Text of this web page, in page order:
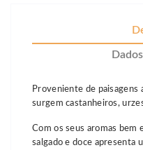
Proveniente de paisagens
surgem castanheiros,
Com os seus aromas bem
salgado e doce apresenta